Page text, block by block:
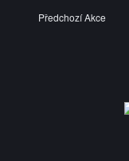
PředchozíAkce